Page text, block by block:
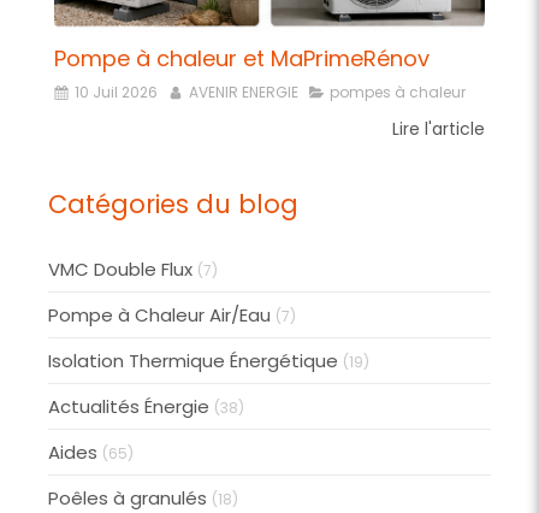
Pompe à chaleur et MaPrimeRénov
10 Juil 2026 AVENIR ENERGIE pompes à chaleur
Lire l'article
Catégories du blog
VMC Double Flux (7)
Pompe à Chaleur Air/Eau (7)
Isolation Thermique Énergétique (19)
Actualités Énergie (38)
Aides (65)
Poêles à granulés (18)